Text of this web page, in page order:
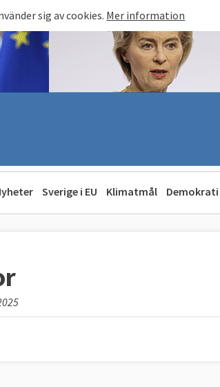
sig av cookies. Mer information
Sverige i EU Klimatmål Demokrati